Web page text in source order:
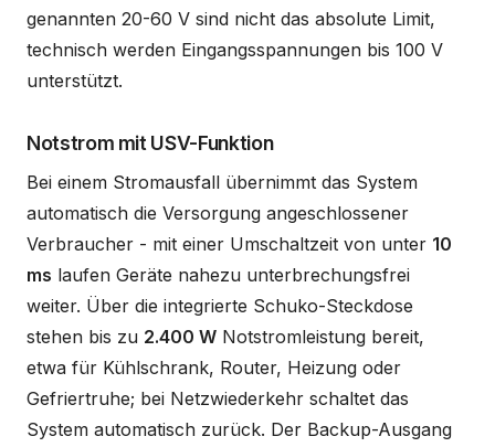
genannten 20-60 V sind nicht das absolute Limit,
technisch werden Eingangsspannungen bis 100 V
unterstützt.
Notstrom mit USV-Funktion
Bei einem Stromausfall übernimmt das System
automatisch die Versorgung angeschlossener
Verbraucher - mit einer Umschaltzeit von unter 10
ms laufen Geräte nahezu unterbrechungsfrei
weiter. Über die integrierte Schuko-Steckdose
stehen bis zu 2.400 W Notstromleistung bereit,
etwa für Kühlschrank, Router, Heizung oder
Gefriertruhe; bei Netzwiederkehr schaltet das
System automatisch zurück. Der Backup-Ausgang